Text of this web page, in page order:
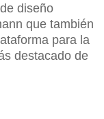
diseño
que también
para la
destacado de